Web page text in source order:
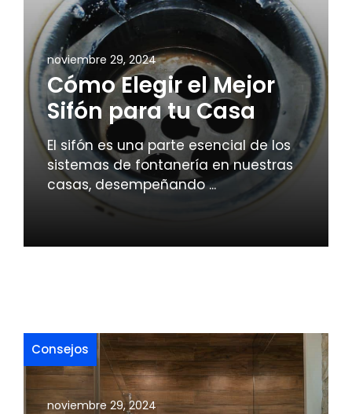
noviembre 29, 2024
Cómo Elegir el Mejor
Sifón para tu Casa
El sifón es una parte esencial de los
sistemas de fontanería en nuestras
casas, desempeñando ...
Consejos
noviembre 29, 2024